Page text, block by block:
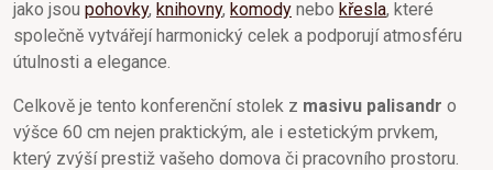
jako jsou pohovky, knihovny, komody nebo křesla, které
společně vytvářejí harmonický celek a podporují atmosféru
útulnosti a elegance.
Celkově je tento konferenční stolek z masivu palisandr o
výšce 60 cm nejen praktickým, ale i estetickým prvkem,
který zvýší prestiž vašeho domova či pracovního prostoru.